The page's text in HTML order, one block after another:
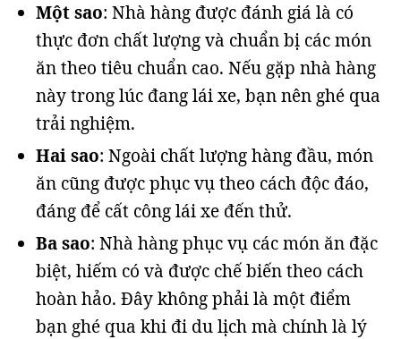
Một sao: Nhà hàng được đánh giá là có
thực đơn chất lượng và chuẩn bị các món
ăn theo tiêu chuẩn cao. Nếu gặp nhà hàng
này trong lúc đang lái xe, bạn nên ghé qua
trải nghiệm.
Hai sao: Ngoài chất lượng hàng đầu, món
ăn cũng được phục vụ theo cách độc đáo,
đáng để cất công lái xe đến thử.
Ba sao: Nhà hàng phục vụ các món ăn đặc
biệt, hiếm có và được chế biến theo cách
hoàn hảo. Đây không phải là một điểm
bạn ghé qua khi đi du lịch mà chính là lý